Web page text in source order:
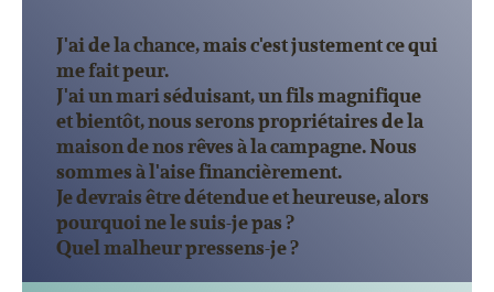
J'ai de la chance, mais c'est justement ce qui
me fait peur.
J'ai un mari séduisant, un fils magnifique
et bientôt, nous serons propriétaires de la
maison de nos rêves à la campagne. Nous
sommes à l'aise financièrement.
Je devrais être détendue et heureuse, alors
pourquoi ne le suis-je pas ?
Quel malheur pressens-je ?